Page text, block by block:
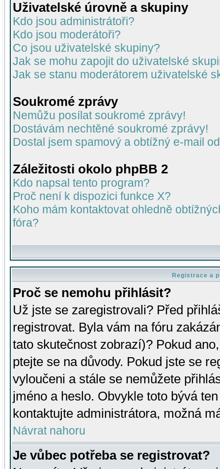
Uživatelské úrovně a skupiny
Kdo jsou administrátoři?
Kdo jsou moderátoři?
Co jsou uživatelské skupiny?
Jak se mohu zapojit do uživatelské
Jak se stanu moderátorem uživatelské
Soukromé zprávy
Nemůžu posílat soukromé zprávy!
Dostávám nechtěné soukromé zprávy!
Dostal jsem spamový a obtížný e-mail
Záležitosti okolo phpBB 2
Kdo napsal tento program?
Proč není k dispozici funkce X?
Koho mám kontaktovat ohledně
fóra?
Registrace a
Proč se nemohu přihlásit?
Už jste se zaregistrovali? Před
registrovat. Byla vám na fóru
tato skutečnost zobrazí)? Pokud
ptejte se na důvody. Pokud jste se
vyloučeni a stále se nemůžete
jméno a heslo. Obvykle toto bývá
kontaktujte administrátora, možná
Návrat nahoru
Je vůbec potřeba se registrovat?